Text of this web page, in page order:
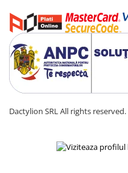
Dactylion SRL All rights reserved.